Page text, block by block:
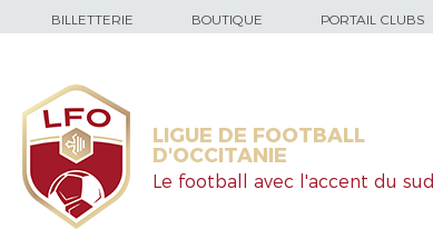
BILLETTERIE BOUTIQUE PORTAIL CLUBS
LIGUE DE FOOTBALL
D'OCCITANIE
Le football avec l'accent du sud.